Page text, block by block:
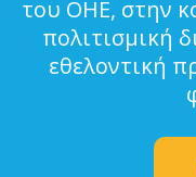
του ΟΗΕ, στην
πολιτισμική
εθελοντική